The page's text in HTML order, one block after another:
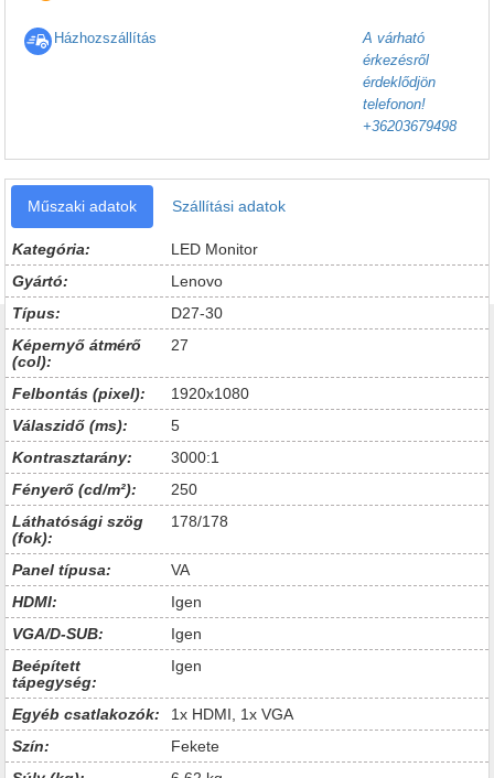
Házhozszállítás
A várható
érkezésről
érdeklődjön
telefonon!
+36203679498
Műszaki adatok Szállítási adatok
Kategória:
LED Monitor
Gyártó:
Lenovo
Típus:
D27-30
Képernyő átmérő
(col):
27
Felbontás (pixel):
1920x1080
Válaszidő (ms):
5
Kontrasztarány:
3000:1
Fényerő (cd/m²):
250
Láthatósági szög
(fok):
178/178
Panel típusa:
VA
HDMI:
Igen
VGA/D-SUB:
Igen
Beépített
tápegység:
Igen
Egyéb csatlakozók:
1x HDMI, 1x VGA
Szín:
Fekete